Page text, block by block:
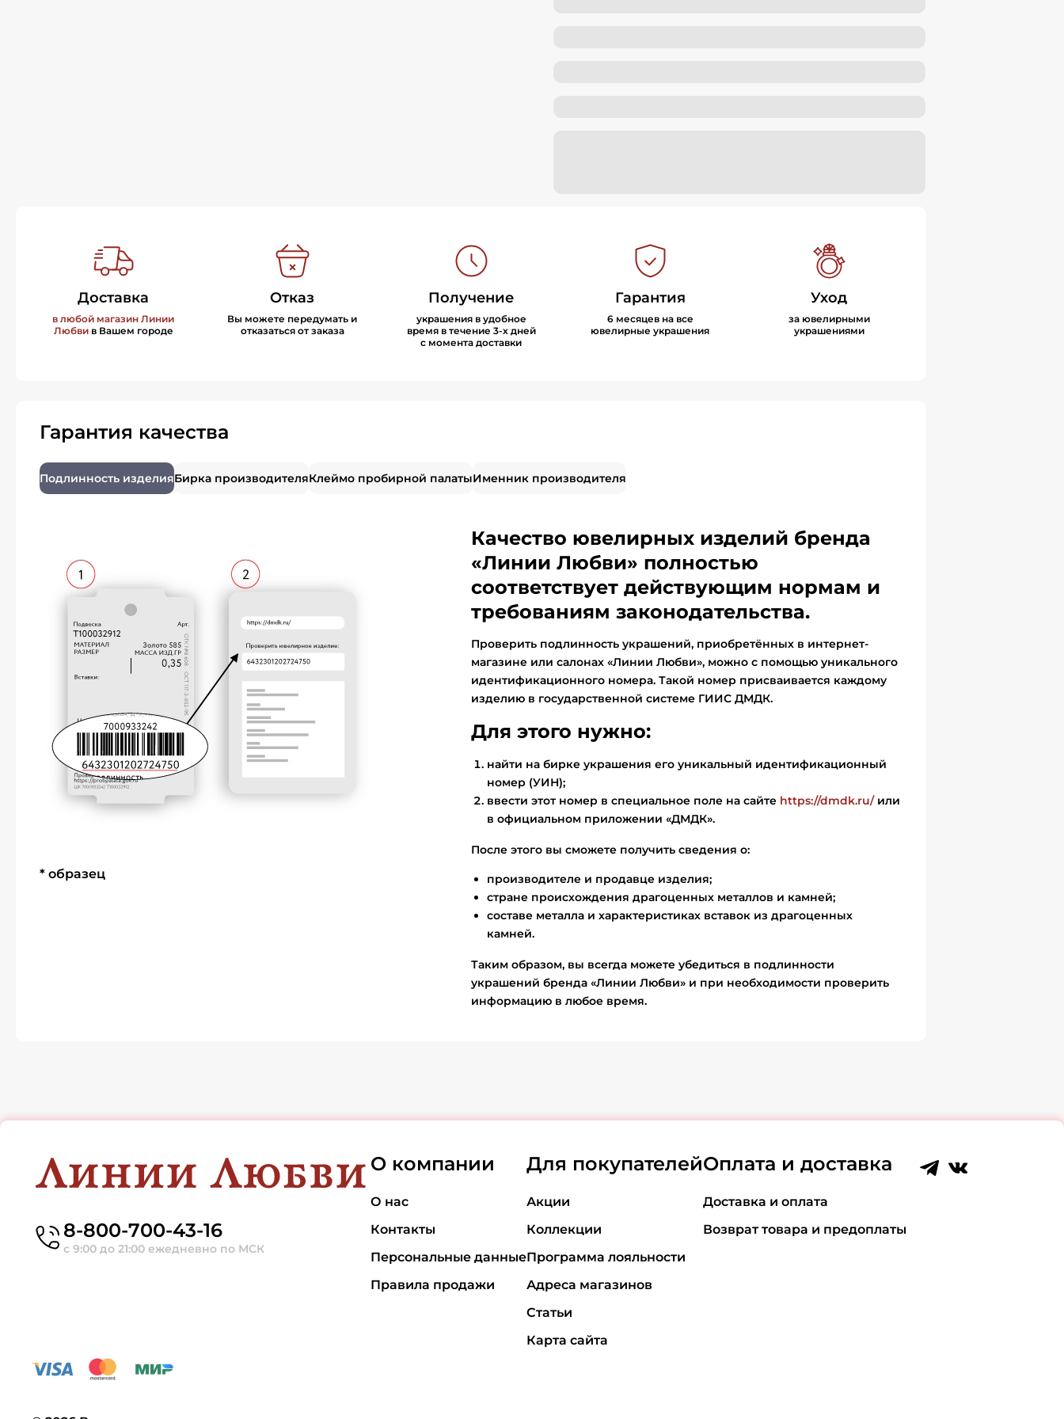
Доставка
в любой магазин Линии
Любвив Вашем городе
Отказ
Вы можете передумать и
отказаться от заказа
Получение
украшения в удобное
время в течение 3-х дней
с момента доставки
Гарантия
6 месяцев на все
ювелирные украшения
Уход
за ювелирными
украшениями
Гарантия качества
Подлинность изделияБирка производителяКлеймо пробирной палатыИменник производителя
* образец
Качество ювелирных изделий бренда
«Линии Любви» полностью
соответствует действующим нормам и
требованиям законодательства.
Проверить подлинность украшений, приобретённых в интернет-
магазине или салонах «Линии Любви», можно с помощью уникального
идентификационного номера. Такой номер присваивается каждому
изделию в государственной системе ГИИС ДМДК.
Для этого нужно:
найти на бирке украшения его уникальный идентификационный
номер (УИН);
ввести этот номер в специальное поле на сайте https://dmdk.ru/или
в официальном приложении «ДМДК».
После этого вы сможете получить сведения о:
производителе и продавце изделия;
стране происхождения драгоценных металлов и камней;
составе металла и характеристиках вставок из драгоценных
камней.
Таким образом, вы всегда можете убедиться в подлинности
украшений бренда «Линии Любви» и при необходимости проверить
информацию в любое время.
8-800-700-43-16
с 9:00 до 21:00 ежедневно по МСК
О компании
О нас
Контакты
Персональные данные
Правила продажи
Для покупателей
Акции
Коллекции
Программа лояльности
Адреса магазинов
Статьи
Карта сайта
Оплата и доставка
Доставка и оплата
Возврат товара и предоплаты